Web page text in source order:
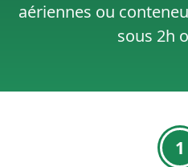
aériennes ou
sous 2h
1